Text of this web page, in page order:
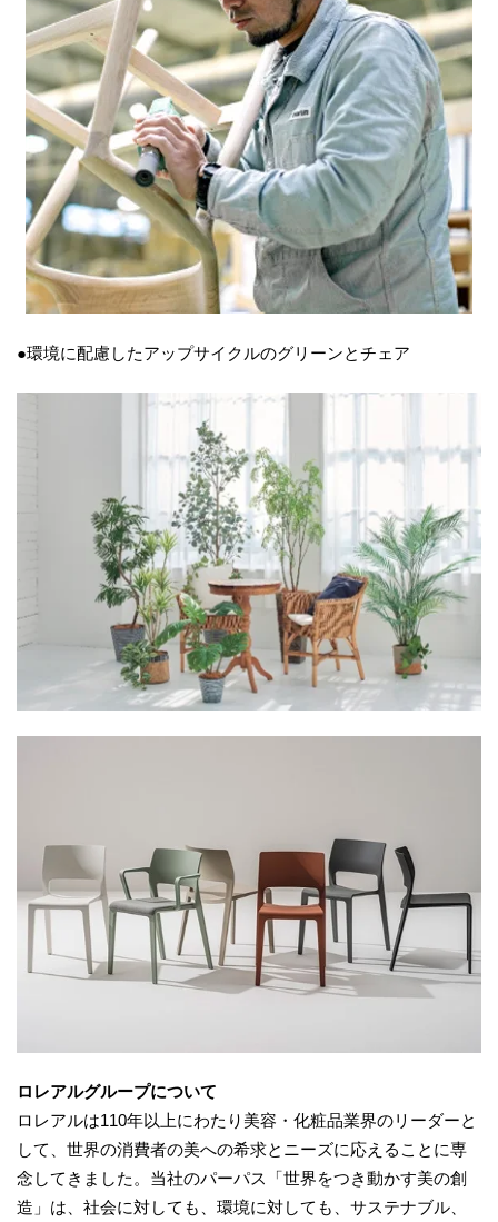
●環境に配慮したアップサイクルのグリーンとチェア
ロレアルグループについて
ロレアルは110年以上にわたり美容・化粧品業界のリーダーと
して、世界の消費者の美への希求とニーズに応えることに専
念してきました。当社のパーパス「世界をつき動かす美の創
造」は、社会に対しても、環境に対しても、サステナブル、